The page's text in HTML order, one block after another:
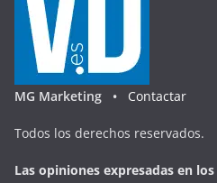
MG Marketing • Contactar
Todos los derechos reservados.
Las opiniones expresadas en